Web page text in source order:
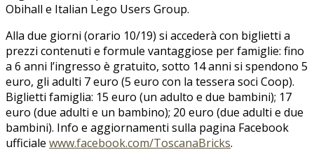
Obihall e Italian Lego Users Group.
Alla due giorni (orario 10/19) si accederà con biglietti a
prezzi contenuti e formule vantaggiose per famiglie: fino
a 6 anni l’ingresso è gratuito, sotto 14 anni si spendono 5
euro, gli adulti 7 euro (5 euro con la tessera soci Coop).
Biglietti famiglia: 15 euro (un adulto e due bambini); 17
euro (due adulti e un bambino); 20 euro (due adulti e due
bambini). Info e aggiornamenti sulla pagina Facebook
ufficiale www.facebook.com/ToscanaBricks.